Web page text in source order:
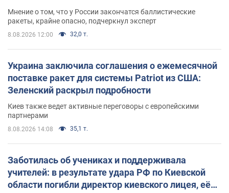
Мнение о том, что у России закончатся баллистические
ракеты, крайне опасно, подчеркнул эксперт
8.08.2026 12:00 32,0 т.
Украина заключила соглашения о ежемесячной
поставке ракет для системы Patriot из США:
Зеленский раскрыл подробности
Киев также ведет активные переговоры с европейскими
партнерами
8.08.2026 14:08 35,1 т.
Заботилась об учениках и поддерживала
учителей: в результате удара РФ по Киевской
области погибли директор киевского лицея, её